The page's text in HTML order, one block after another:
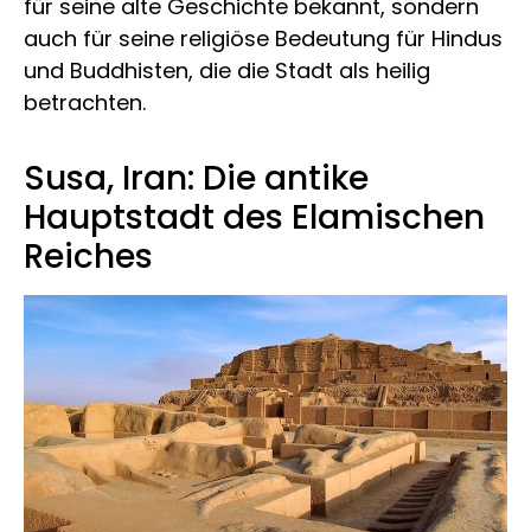
für seine alte Geschichte bekannt, sondern
auch für seine religiöse Bedeutung für Hindus
und Buddhisten, die die Stadt als heilig
betrachten.
Susa, Iran: Die antike
Hauptstadt des Elamischen
Reiches